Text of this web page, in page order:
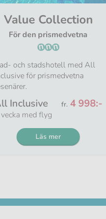
Value Collection
För den prismedvetna
och stadshotell med All
för prismedvetna
Inclusive Från
fr. 4 998:-
med flyg
Läs mer